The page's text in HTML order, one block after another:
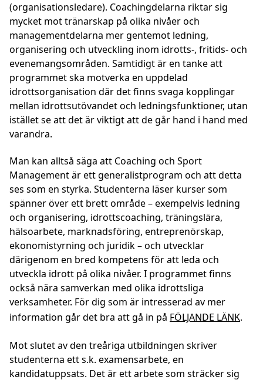
(organisationsledare). Coachingdelarna riktar sig
mycket mot tränarskap på olika nivåer och
managementdelarna mer gentemot ledning,
organisering och utveckling inom idrotts-, fritids- och
evenemangsområden. Samtidigt är en tanke att
programmet ska motverka en uppdelad
idrottsorganisation där det finns svaga kopplingar
mellan idrottsutövandet och ledningsfunktioner, utan
istället se att det är viktigt att de går hand i hand med
varandra.
Man kan alltså säga att Coaching och Sport
Management är ett generalistprogram och att detta
ses som en styrka. Studenterna läser kurser som
spänner över ett brett område – exempelvis ledning
och organisering, idrottscoaching, träningslära,
hälsoarbete, marknadsföring, entreprenörskap,
ekonomistyrning och juridik – och utvecklar
därigenom en bred kompetens för att leda och
utveckla idrott på olika nivåer. I programmet finns
också nära samverkan med olika idrottsliga
verksamheter. För dig som är intresserad av mer
information går det bra att gå in på FÖLJANDE LÄNK.
Mot slutet av den treåriga utbildningen skriver
studenterna ett s.k. examensarbete, en
kandidatuppsats. Det är ett arbete som sträcker sig